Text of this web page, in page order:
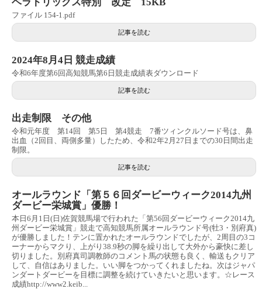
ファイル 154-1.pdf
記事を読む
2024年8月4日 競走成績
令和6年度第6回高知競馬第6日競走成績表ダウンロード
記事を読む
出走制限 その他
令和元年度 第14回 第5日 第4競走 7番ツィンクルソード号は、鼻
出血（2回目、両側多量）したため、令和2年2月27日までの30日間出走
制限。
記事を読む
オールラウンド「第５６回ダービーウィーク2014九州
ダービー栄城賞」優勝！
本日6月1日(日)佐賀競馬場で行われた「第56回ダービーウィーク2014九
州ダービー栄城賞」競走で高知競馬所属オールラウンド号(牡3・別府真)
が優勝しました！テンに置かれたオールラウンドでしたが、2周目の3コ
ーナーからマクり、上がり38.9秒の脚を繰り出して大外から豪快に差し
切りました。別府真司調教師のコメント馬の状態も良く、輸送もクリア
して、自信はありました。いい脚をつかってくれましたね。次はジャパ
ンダートダービーを目標に調整を続けていきたいと思います。☆レース
成績http://www2.keib...